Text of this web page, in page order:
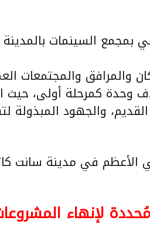
بمجمع السينمات بالمدينة
والمرافق والمجتمعات
لبرنامج وحدات الايجار بواقع ١٠ الاف وحدة
والجهود المبذولة
الأعظم في مدينة سانت
لإنهاء